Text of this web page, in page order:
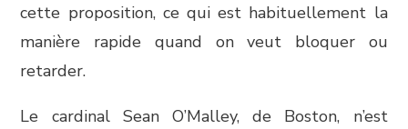
cette proposition, ce qui est habituellement la
manière rapide quand on veut bloquer ou
retarder.
Le cardinal Sean O’Malley, de Boston, n’est